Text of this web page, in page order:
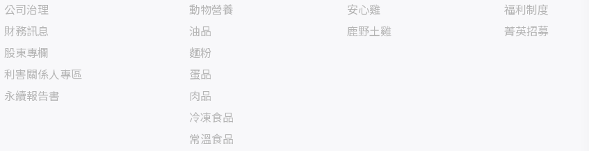
公司治理
財務訊息
股東專欄
利害關係人專區
永續報告書
動物營養
油品
麵粉
蛋品
肉品
冷凍食品
常溫食品
安心雞
鹿野土雞
福利制度
菁英招募